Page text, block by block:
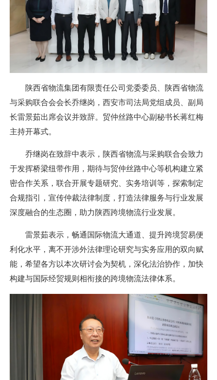
陕西省物流集团有限责任公司党委委员、陕西省物流
与采购联合会会长乔继岗，西安市司法局党组成员、副局
长雷景茹出席会议并致辞。贸仲丝路中心副秘书长蒋红梅
主持开幕式。
乔继岗在致辞中表示，陕西省物流与采购联合会致力
于发挥桥梁纽带作用，期待与贸仲丝路中心等机构建立紧
密合作关系，联合开展专题研究、实务培训等，探索制定
合规指引，宣传仲裁法律制度，打造法律服务与行业发展
深度融合的生态圈，助力陕西跨境物流行业发展。
雷景茹表示，畅通国际物流大通道、提升跨境贸易便
利化水平，离不开涉外法律理论研究与实务应用的双向赋
能，希望各方以本次研讨会为契机，深化法治协作，加快
构建与国际经贸规则相衔接的跨境物流法律体系。